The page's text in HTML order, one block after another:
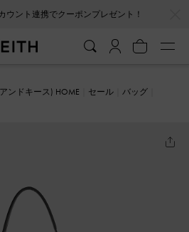
ウント連携でクーポンプレゼント！
ンドキース) HOME セール
バッグ